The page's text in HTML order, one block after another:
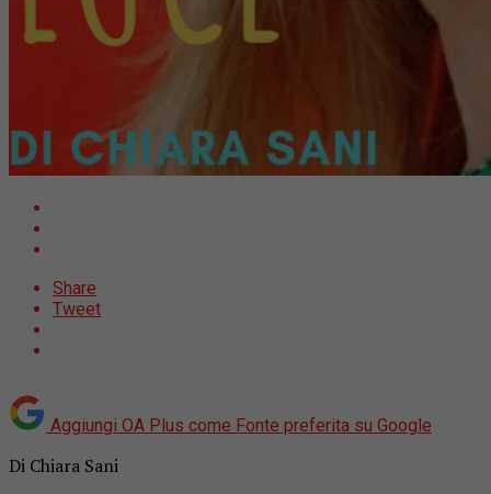
Share
Tweet
Aggiungi OA Plus come Fonte preferita su Google
Di Chiara Sani